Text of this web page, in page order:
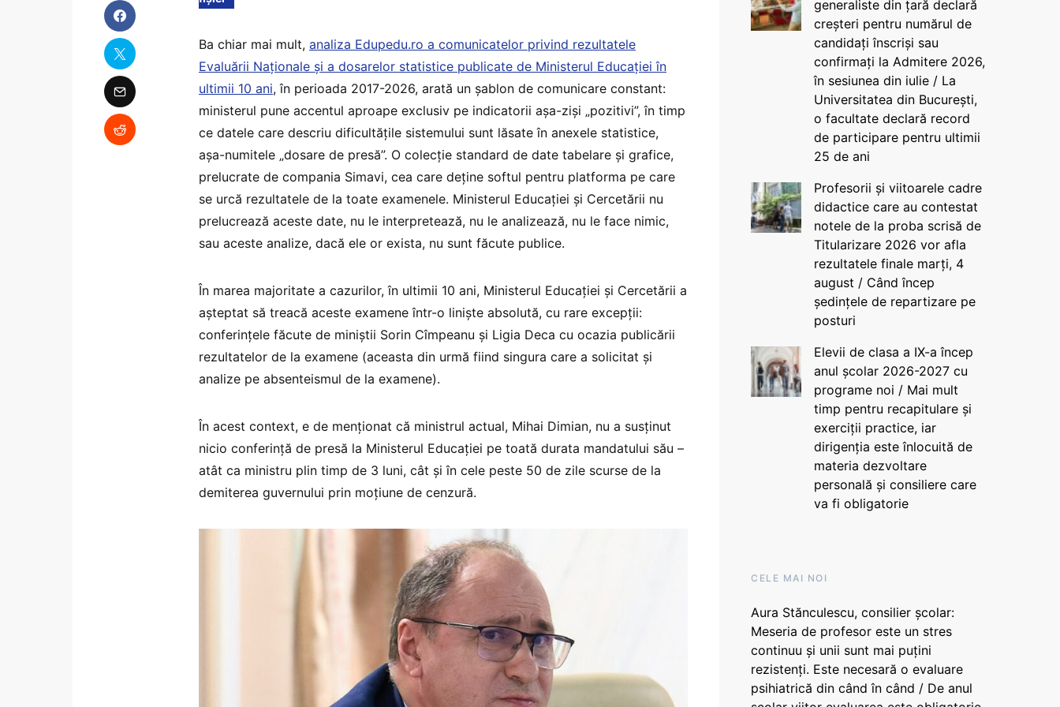
Ba chiar mai mult, analiza Edupedu.ro a comunicatelor privind rezultatele
Evaluării Naționale și a dosarelor statistice publicate de Ministerul Educației în
ultimii 10 ani, în perioada 2017-2026, arată un șablon de comunicare constant:
ministerul pune accentul aproape exclusiv pe indicatorii așa-ziși „pozitivi”, în timp
ce datele care descriu dificultățile sistemului sunt lăsate în anexele statistice,
așa-numitele „dosare de presă”. O colecție standard de date tabelare și grafice,
prelucrate de compania Simavi, cea care deține softul pentru platforma pe care
se urcă rezultatele de la toate examenele. Ministerul Educației și Cercetării nu
prelucrează aceste date, nu le interpretează, nu le analizează, nu le face nimic,
sau aceste analize, dacă ele or exista, nu sunt făcute publice.
În marea majoritate a cazurilor, în ultimii 10 ani, Ministerul Educației și Cercetării a
așteptat să treacă aceste examene într-o liniște absolută, cu rare excepții:
conferințele făcute de miniștii Sorin Cîmpeanu și Ligia Deca cu ocazia publicării
rezultatelor de la examene (aceasta din urmă fiind singura care a solicitat și
analize pe absenteismul de la examene).
În acest context, e de menționat că ministrul actual, Mihai Dimian, nu a susținut
nicio conferință de presă la Ministerul Educației pe toată durata mandatului său –
atât ca ministru plin timp de 3 luni, cât și în cele peste 50 de zile scurse de la
demiterea guvernului prin moțiune de cenzură.
generaliste din țară declară
creșteri pentru numărul de
candidați înscriși sau
confirmați la Admitere 2026,
în sesiunea din iulie / La
Universitatea din București,
o facultate declară record
de participare pentru ultimii
25 de ani
Profesorii și viitoarele cadre
didactice care au contestat
notele de la proba scrisă de
Titularizare 2026 vor afla
rezultatele finale marți, 4
august / Când încep
ședințele de repartizare pe
posturi
Elevii de clasa a IX-a încep
anul școlar 2026-2027 cu
programe noi / Mai mult
timp pentru recapitulare și
exerciții practice, iar
dirigenția este înlocuită de
materia dezvoltare
personală și consiliere care
va fi obligatorie
CELE MAI NOI
Aura Stănculescu, consilier școlar:
Meseria de profesor este un stres
continuu și unii sunt mai puțini
rezistenți. Este necesară o evaluare
psihiatrică din când în când / De anul